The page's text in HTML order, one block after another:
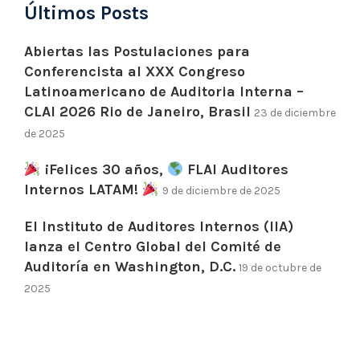
Últimos Posts
Abiertas las Postulaciones para
Conferencista al XXX Congreso
Latinoamericano de Auditoria Interna –
CLAI 2026 Rio de Janeiro, Brasil 23 de diciembre
de 2025
¡Felices 30 años,
FLAI Auditores
Internos LATAM!
9 de diciembre de 2025
El Instituto de Auditores Internos (IIA)
lanza el Centro Global del Comité de
Auditoría en Washington, D.C. 19 de octubre de
2025